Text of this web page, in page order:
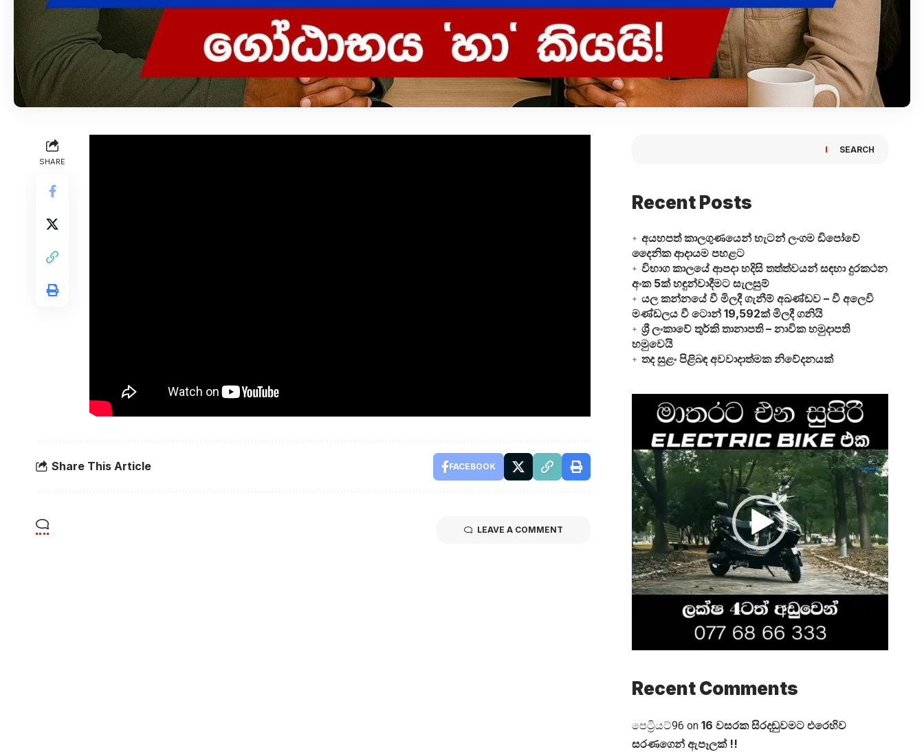
SHARE
Share This Article FACEBOOK
LEAVE A COMMENT
SEARCH
Recent Posts
අයහපත් කාලගුණයෙන් හැටන් ලංගම ඩිපෝවේ
දෛනික ආදායම පහළට
විභාග කාලයේ ආපදා හදිසි තත්ත්වයන් සඳහා දුරකථන
අංක 5ක් හඳුන්වාදීමට සැලසුම්
යල කන්නයේ වී මිලදී ගැනීම් අඛණ්ඩව – වී අලෙවි
මණ්ඩලය වී ටොන් 19,592ක් මිලදී ගනියි
ශ්‍රී ලංකාවේ තුර්කි තානාපති – නාවික හමුදාපති
හමුවෙයි
තද සුළං පිළිබඳ අවවාදාත්මක නිවේදනයක්
Video
Player
Recent Comments
පෙට්‍රියට්96 on 16 වසරක සිරදඬුවමට එරෙහිව
සරණගෙන් ඇපෑලක් !!